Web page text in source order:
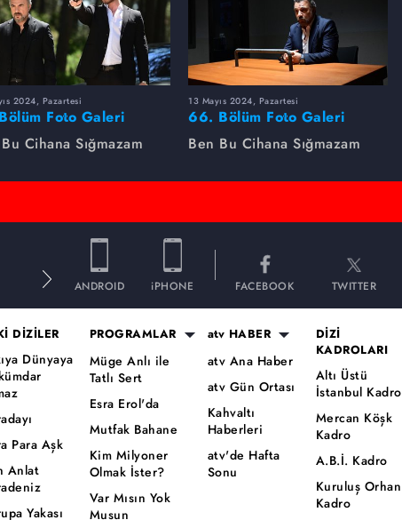
2024, Pazartesi
Foto Galeri
Cihana Sığmazam
13 Mayıs 2024, Pazartesi
66. Bölüm Foto Galeri
Ben Bu Cihana Sığmazam
ANDROID iPHONE FACEBOOK TWITTER
DİZİLER
Dünyaya
Para Aşk
Anlat
Yakası
PROGRAMLAR
Müge Anlı ile
Tatlı Sert
Esra Erol'da
Mutfak Bahane
Kim Milyoner
Olmak İster?
Var Mısın Yok
Musun
atv HABER
atv Ana Haber
atv Gün Ortası
Kahvaltı
Haberleri
atv'de Hafta
Sonu
DİZİ
KADROLARI
Altı Üstü
İstanbul Kadro
Mercan Köşk
Kadro
A.B.İ. Kadro
Kuruluş Orhan
Kadro